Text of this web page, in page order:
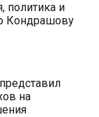
политика и
Кондрашову
на